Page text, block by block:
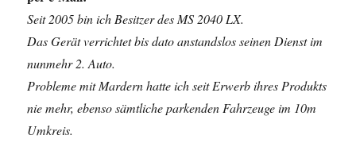
Seit 2005 bin ich Besitzer des MS 2040 LX.
Das Gerät verrichtet bis dato anstandslos seinen Dienst im
nunmehr 2. Auto.
Probleme mit Mardern hatte ich seit Erwerb ihres Produkts
nie mehr, ebenso sämtliche parkenden Fahrzeuge im 10m
Umkreis.